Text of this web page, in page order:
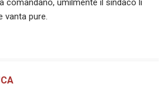
comandano, umilmente il sindaco li
vanta pure.